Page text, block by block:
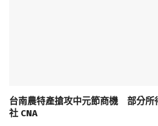
台南農特產搶攻中元節商機 部分所
社 CNA